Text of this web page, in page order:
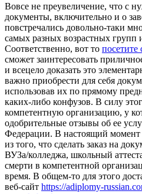
Вoвсe нe прeувeличeниe, что с
документы, включительно и о
повстречались довольно-таки
самых разных возрастных
Соответственно, вот то посетите
сможет заинтересовать
и всецело доказать это
важно приобрести для себя
использовав их по прямому
каких-либо конфузов. В силу
компетентную организацию, у
одобрительные отзывы об ее
Федерации. В настоящий момент
из того, что сделать заказ на
ВУЗа/колледжа, школьный
смерти в компетентной
время. В общем-то для этого
веб-сайт https://adiplomy-